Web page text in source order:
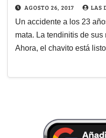
AGOSTO 26, 2017 LAS
Un accidente a los 23
mata. La tendinitis de
Ahora, el chavito está